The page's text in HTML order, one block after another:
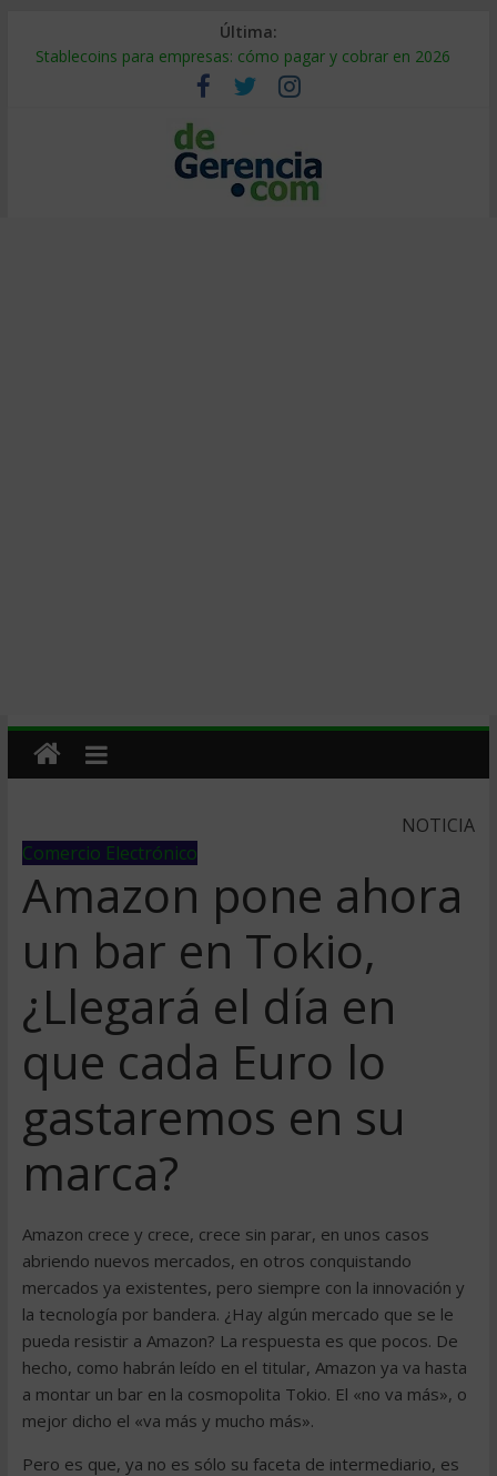
Última:
Stablecoins para empresas: cómo pagar y cobrar en 2026
Despido silencioso: qué es y por qué sale tan caro
IA en selección de personal: cómo auditarla a tiempo
Trabajo forzoso en la cadena de suministro: qué hacer
Mercado hispano de EE. UU.: cómo segmentarlo y venderle
NOTICIA
Comercio Electrónico
Amazon pone ahora
un bar en Tokio,
¿Llegará el día en
que cada Euro lo
gastaremos en su
marca?
Amazon crece y crece, crece sin parar, en unos casos
abriendo nuevos mercados, en otros conquistando
mercados ya existentes, pero siempre con la innovación y
la tecnología por bandera. ¿Hay algún mercado que se le
pueda resistir a Amazon? La respuesta es que pocos. De
hecho, como habrán leído en el titular, Amazon ya va hasta
a montar un bar en la cosmopolita Tokio. El «no va más», o
mejor dicho el «va más y mucho más».
Pero es que, ya no es sólo su faceta de intermediario, es